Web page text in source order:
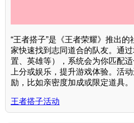
“王者搭子”是《王者荣耀》推出
家快速找到志同道合的队友。通
置、英雄等），系统会为你匹配适
上分或娱乐，提升游戏体验。活
励，比如亲密度加成或限定道具。
王者搭子活动